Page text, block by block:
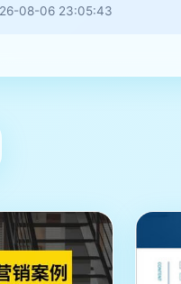
08-06 23:05:43